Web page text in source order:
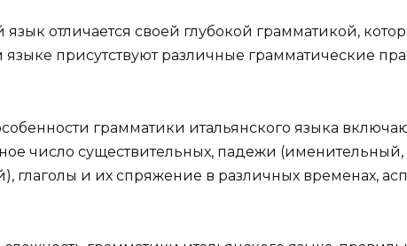
язык отличается своей глубокой грамматикой,
языке присутствуют различные грамматические
грамматики итальянского языка
число существительных, падежи
глаголы и их спряжение в различных временах,